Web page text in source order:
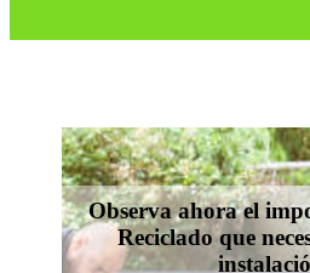
Observa ahora el
Reciclado que